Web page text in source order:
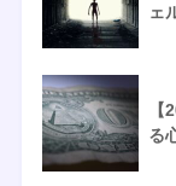
ェ
る